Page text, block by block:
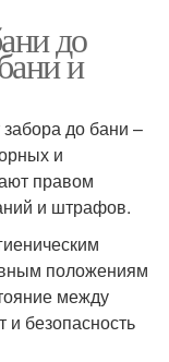
до
и
до бани –
и
правом
и штрафов.
положениям
между
и безопасность